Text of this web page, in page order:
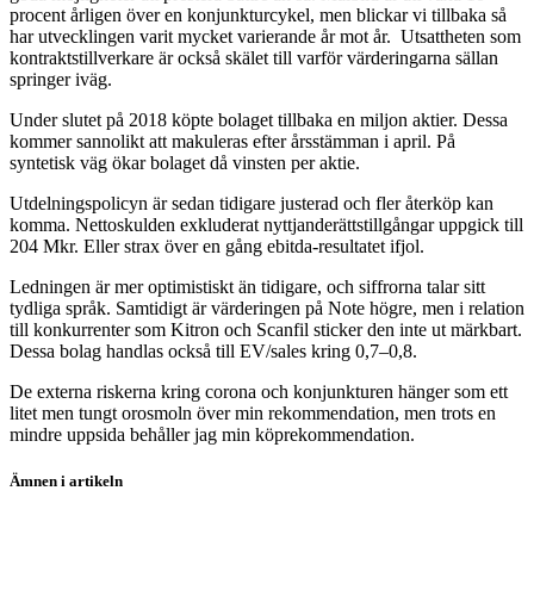
procent årligen över en konjunkturcykel, men blickar vi tillbaka så
har utvecklingen varit mycket varierande år mot år. Utsattheten som
kontraktstillverkare är också skälet till varför värderingarna sällan
springer iväg.
Under slutet på 2018 köpte bolaget tillbaka en miljon aktier. Dessa
kommer sannolikt att makuleras efter årsstämman i april. På
syntetisk väg ökar bolaget då vinsten per aktie.
Utdelningspolicyn är sedan tidigare justerad och fler återköp kan
komma. Nettoskulden exkluderat nyttjanderättstillgångar uppgick till
204 Mkr. Eller strax över en gång ebitda-resultatet ifjol.
Ledningen är mer optimistiskt än tidigare, och siffrorna talar sitt
tydliga språk. Samtidigt är värderingen på Note högre, men i relation
till konkurrenter som Kitron och Scanfil sticker den inte ut märkbart.
Dessa bolag handlas också till EV/sales kring 0,7–0,8.
De externa riskerna kring corona och konjunkturen hänger som ett
litet men tungt orosmoln över min rekommendation, men trots en
mindre uppsida behåller jag min köprekommendation.
Ämnen i artikeln